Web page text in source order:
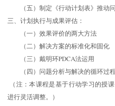
（五）制定《行动计划表》推动
三、计划执行与成果评估：
（一）效果评价的两大方法
（二）解决方案的标准化和固化
（三）戴明环PDCA法运用
（四）问题分析与解决的循环过程
（注：本课程是基于行动学习的授
进行灵活调整。）